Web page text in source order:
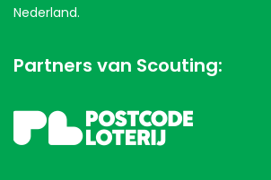
Nederland.
Partners van Scouting: